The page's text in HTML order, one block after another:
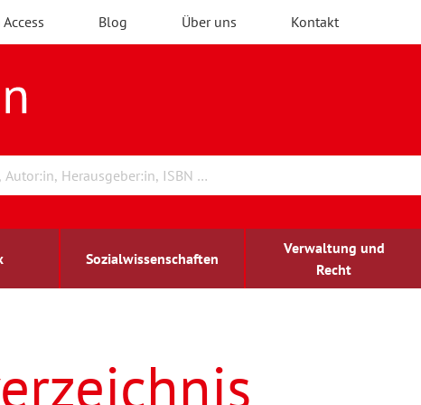
Blog Über uns Kontakt
Sozialwissenschaften
Verwaltung und
Recht